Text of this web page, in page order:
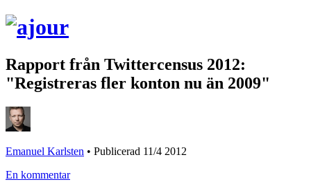
Rapport från Twittercensus 2012:
"Registreras fler konton nu än 2009"
Emanuel Karlsten • Publicerad 11/4 2012
En kommentar